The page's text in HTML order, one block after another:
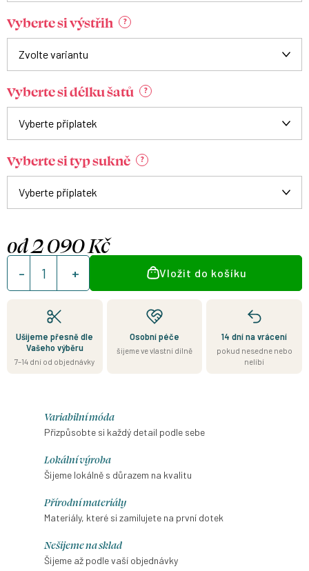
Vyberte si výstřih ?
Vyberte si délku šatů ?
Vyberte si typ sukně ?
od2 090 Kč
Měrná
cena:
Vložit do košíku
Ušijeme přesně dle
Vašeho výběru
7–14 dní od objednávky
Osobní péče
šijeme ve vlastní dílně
14 dní na vrácení
pokud nesedne nebo
nelíbí
Variabilní móda
Přizpůsobte si každý detail podle sebe
Lokální výroba
Šijeme lokálně s důrazem na kvalitu
Přírodní materiály
Materiály, které si zamilujete na první dotek
Nešijeme na sklad
Šijeme až podle vaší objednávky